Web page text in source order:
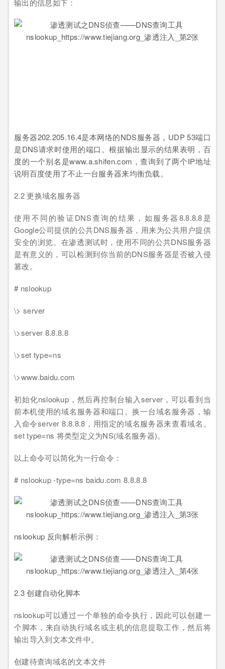
输出的信息如下：
服务器202.205.16.4是本网络的NDS服务器，UDP 53端口
是DNS请求时使用的端口。根据输出显示的结果表明，百
度的一个别名是www.a.shifen.com，查询到了两个IP地址
说明百度使用了不止一台服务器来均衡负载。
2.2 更换域名服务器
使用不同的验证DNS查询的结果，如服务器8.8.8.8是
Google公司提供的公共DNS服务器，用来为公共用户提供
安全的浏览。在渗透测试时，使用不同的公共DNS服务器
是有意义的，可以检测到你当前的DNS服务器是否被入侵
篡改。
# nslookup
\> server
\>server 8.8.8.8
\>set type=ns
\>www.baidu.com
初始化nslookup，然后再控制台输入server，可以看到当
前本机使用的域名服务器和端口。换一台域名服务器，输
入命令server 8.8.8.8，用指定的域名服务器来查看域名。
set type=ns 将类型定义为NS(域名服务器)。
以上命令可以简化为一行命令：
# nslookup -type=ns baidu.com 8.8.8.8
nslookup 反向解析示例：
2.3 创建自动化脚本
nslookup可以通过一个单独的命令执行，因此可以创建一
个脚本，来自动执行域名或主机的信息提取工作，然后将
输出导入到文本文件中。
创建待查询域名的文本文件